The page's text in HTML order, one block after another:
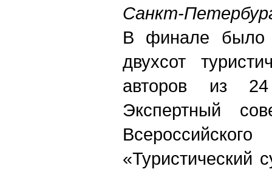
Санкт-
В финале было
двухсот
авторов из
Экспертный